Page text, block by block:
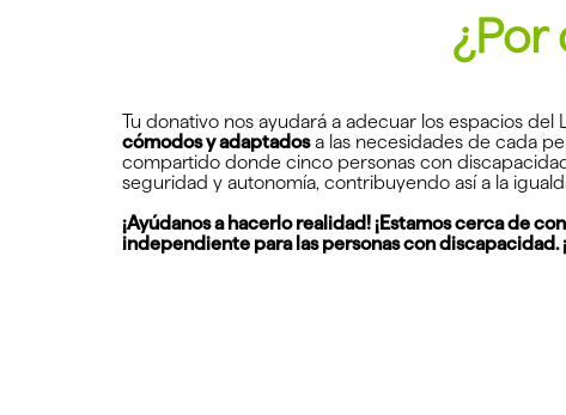
¿Por
Tu donativo nos ayudará a adecuar los espacios
cómodos y adaptadosa las necesidades de cada
compartido donde cinco personas con
seguridad y autonomía, contribuyendo así a la
¡Ayúdanos a hacerlo realidad! ¡Estamos cerca de
independiente para las personas con discapacidad.